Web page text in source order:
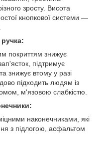
зросту. Висота
кнопкової системи —
ручка:
покриттям знижує
підтримує
знижує втому у разі
підходить людям із
м'язовою слабкістю.
наконечниками, які
з підлогою, асфальтом